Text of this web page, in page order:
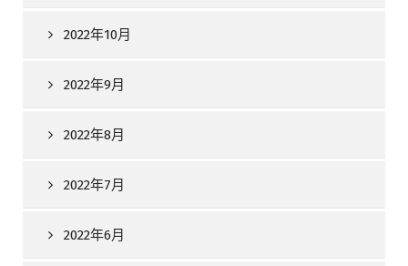
2022年10月
2022年9月
2022年8月
2022年7月
2022年6月